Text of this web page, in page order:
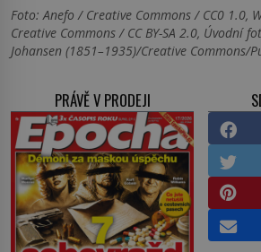
Foto: Anefo / Creative Commons / CC0 1.0,
Creative Commons / CC BY-SA 2.0, Úvodní
Johansen (1851–1935)/Creative Commons/
PRÁVĚ V PRODEJI